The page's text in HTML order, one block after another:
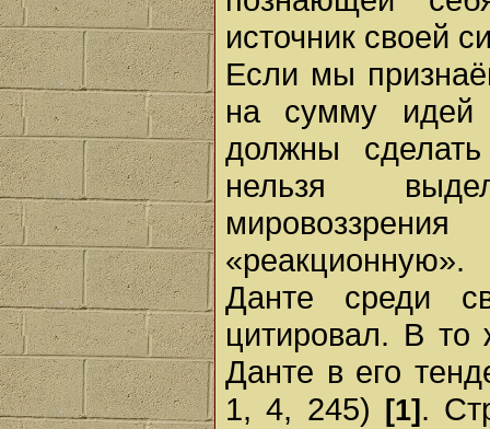
источник своей
Если мы
на сумму идей
должны
нельзя
Данте среди
цитировал. В то
Данте в его
1, 4, 245)
[1] .